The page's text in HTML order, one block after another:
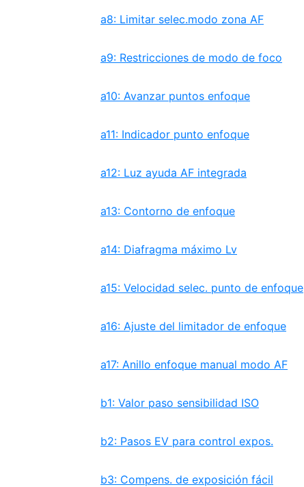
a8: Limitar selec.modo zona AF
a9: Restricciones de modo de foco
a10: Avanzar puntos enfoque
a11: Indicador punto enfoque
a12: Luz ayuda AF integrada
a13: Contorno de enfoque
a14: Diafragma máximo Lv
a15: Velocidad selec. punto de enfoque
a16: Ajuste del limitador de enfoque
a17: Anillo enfoque manual modo AF
b1: Valor paso sensibilidad ISO
b2: Pasos EV para control expos.
b3: Compens. de exposición fácil